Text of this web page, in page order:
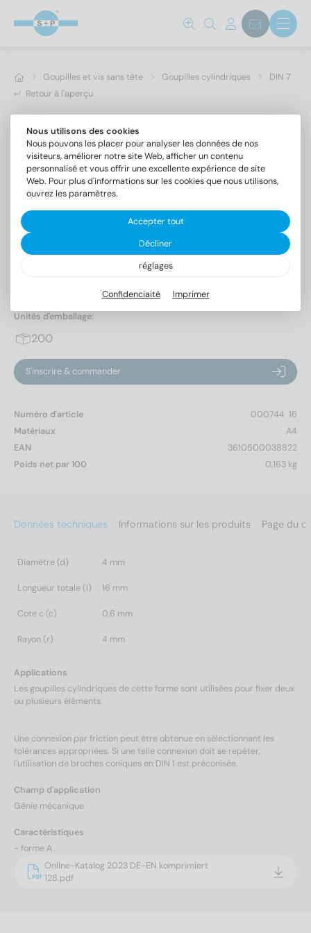
Goupilles et vis sans tête Goupilles cylindriques DIN 7
Retour à l'aperçu
Goupilles cylindriques forme A, tolérance m6
Unités d'emballage:
200
S'inscrire & commander
Numéro d'article
000744  16
Matériaux
A4
EAN
3610500038822
Poids net par 100
0,163 kg
Données techniques Informations sur les produits Page du
Diamètre (d) 4 mm
Longueur totale (l) 16 mm
Cote c (c) 0,6 mm
Rayon (r) 4 mm
Applications
Les goupilles cylindriques de cette forme sont utilisées pour fixer deux
ou plusieurs éléments.
Une connexion par friction peut être obtenue en sélectionnant les
tolérances appropriées. Si une telle connexion doit se repéter,
l'utilisation de broches coniques en DIN 1 est préconisée.
Champ d'application
Génie mécanique
Caractéristiques
- forme A
Online-Katalog 2023 DE-EN komprimiert
128.pdf
Nous utilisons des cookies
Nous pouvons les placer pour analyser les données de nos
visiteurs, améliorer notre site Web, afficher un contenu
personnalisé et vous offrir une excellente expérience de site
Web. Pour plus d'informations sur les cookies que nous utilisons,
ouvrez les paramètres.
Accepter tout
Décliner
réglages
Confidenciaité Imprimer